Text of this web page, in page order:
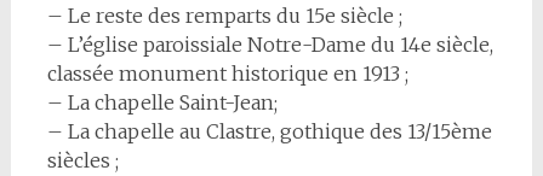
– Le reste des remparts du 15e siècle ;
– L’église paroissiale Notre-Dame du 14e siècle,
classée monument historique en 1913 ;
– La chapelle Saint-Jean;
– La chapelle au Clastre, gothique des 13/15ème
siècles ;